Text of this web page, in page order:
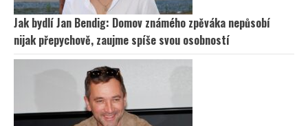
Jak bydlí Jan Bendig: Domov známého zpěváka nepůsobí
nijak přepychově, zaujme spíše svou osobností